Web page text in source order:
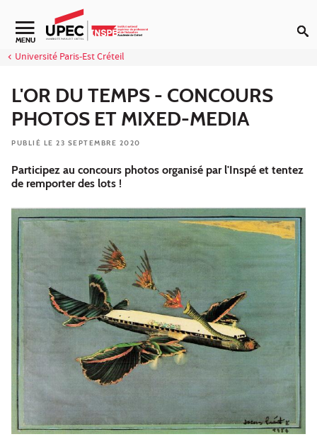
Aller au contenu
Navigation secondaire
MENU
Université Paris-Est Créteil
L'OR DU TEMPS - CONCOURS
PHOTOS ET MIXED-MEDIA
PUBLIÉ LE 23 SEPTEMBRE 2020
Participez au concours photos organisé par l'Inspé et tentez
de remporter des lots !